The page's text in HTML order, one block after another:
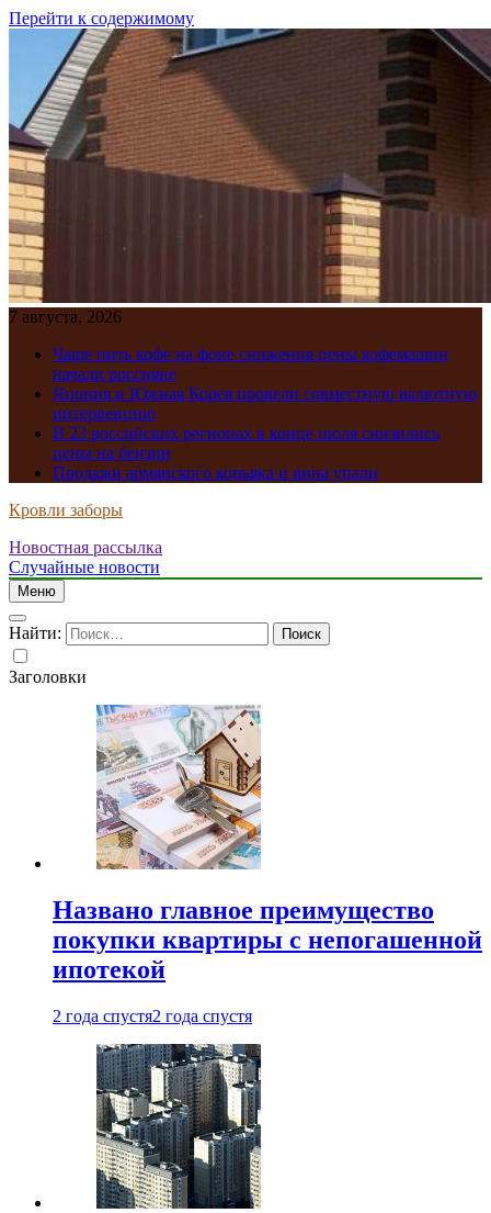
Перейти к содержимому
7 августа, 2026
Чаще пить кофе на фоне снижения цены кофемашин
начали россияне
Япония и Южная Корея провели совместную валютную
интервенцию
В 23 российских регионах в конце июля снизились
цены на бензин
Продажи армянского коньяка и вина упали
Кровли заборы
Новостная рассылка
Случайные новости
Меню
Найти:
Заголовки
Названо главное преимущество
покупки квартиры с непогашенной
ипотекой
2 года спустя2 года спустя